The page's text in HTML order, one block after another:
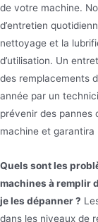
de votre machine.
d’entretien
nettoyage et la
d’utilisation. Un
des remplacements
année par un
prévenir des pannes
machine et
Quels sont les
machines à remplir
je les dépanner ?
dans les niveaux de